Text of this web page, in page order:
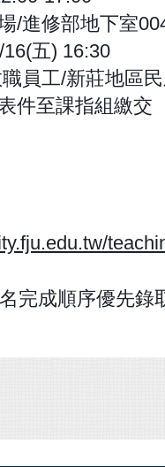
/進修部地下室
五) 16:30
員工/新莊地區
件至課指組繳交
完成順序優先錄